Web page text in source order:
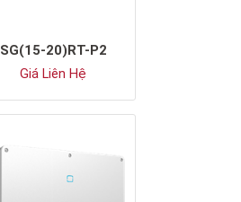
SG(15-20)RT-P2
Giá Liên Hệ